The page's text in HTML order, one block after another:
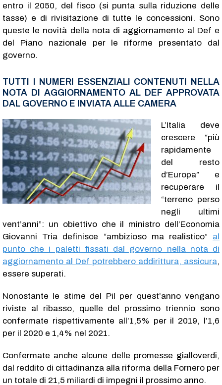
entro il 2050, del fisco (si punta sulla riduzione delle
tasse) e di rivisitazione di tutte le concessioni. Sono
queste le novità della nota di aggiornamento al Def e
del Piano nazionale per le riforme presentato dal
governo.
TUTTI I NUMERI ESSENZIALI CONTENUTI NELLA
NOTA DI AGGIORNAMENTO AL DEF APPROVATA
DAL GOVERNO E INVIATA ALLE CAMERA
L’Italia deve
crescere “più
rapidamente
del resto
d’Europa” e
recuperare il
“terreno perso
negli ultimi
vent’anni”: un obiettivo che il ministro dell’Economia
Giovanni Tria definisce “ambizioso ma realistico” al
punto che i paletti fissati dal governo nella nota di
aggiornamento al Def potrebbero addirittura, assicura,
essere superati.
Nonostante le stime del Pil per quest’anno vengano
riviste al ribasso, quelle del prossimo triennio sono
confermate rispettivamente all’1,5% per il 2019, l’1,6
per il 2020 e 1,4% nel 2021.
Confermate anche alcune delle promesse gialloverdi,
dal reddito di cittadinanza alla riforma della Fornero per
un totale di 21,5 miliardi di impegni il prossimo anno.